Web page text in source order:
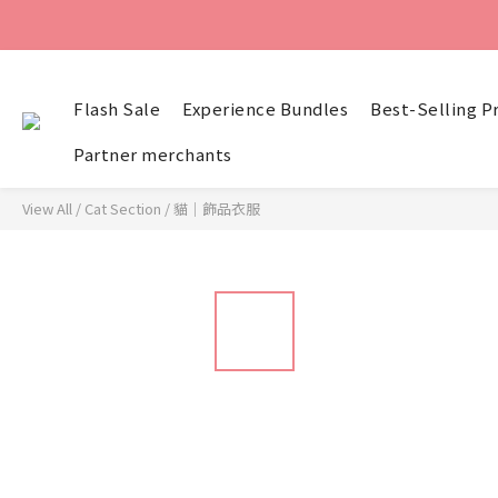
Flash Sale Experience Bundles Best-Selling
Partner merchants
View All / Cat Section /貓｜飾品衣服